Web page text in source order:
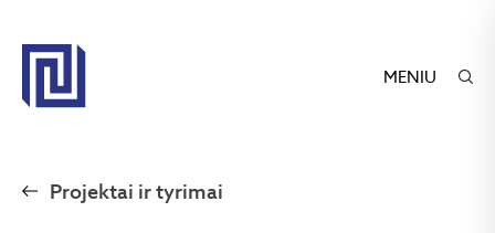
MENIU
Projektai ir tyrimai